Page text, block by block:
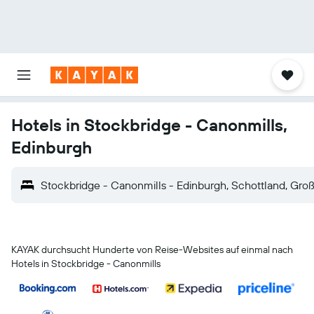
Hotels in Stockbridge - Canonmills,
Edinburgh
Stockbridge - Canonmills - Edinburgh, Schottland,
KAYAK durchsucht Hunderte von Reise-Websites auf einmal nach
Hotels in Stockbridge - Canonmills